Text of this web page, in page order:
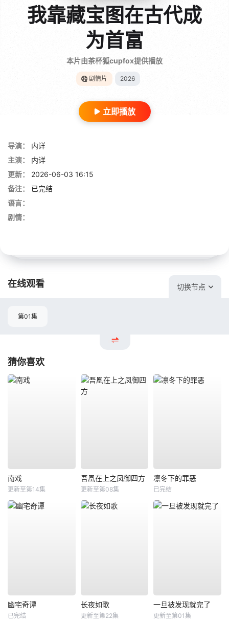
我靠藏宝图在古代成
为首富
本片由茶杯狐cupfox提供播放
剧情片 2026
立即播放
导演：
内详
主演：
内详
更新：
2026-06-03 16:15
备注：
已完结
语言：
剧情：
在线观看 切换节点
第01集
猜你喜欢
南戏
更新至第14集
吾凰在上之凤御四方
更新至第08集
凛冬下的罪恶
已完结
幽宅奇谭
已完结
长夜如歌
更新至第22集
一旦被发现就完了
更新至第01集